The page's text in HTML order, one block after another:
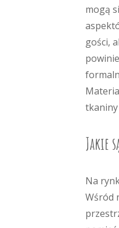
mogą
gości,
Jakie
Na
Wśród